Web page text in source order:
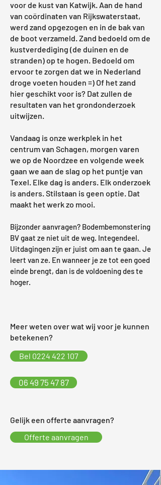
voor de kust van Katwijk. Aan de hand
van coördinaten van Rijkswaterstaat,
werd zand opgezogen en in de bak van
de boot verzameld. Zand bedoeld om de
kustverdediging (de duinen en de
stranden) op te hogen. Bedoeld om
ervoor te zorgen dat we in Nederland
droge voeten houden =) Of het zand
hier geschikt voor is? Dat zullen de
resultaten van het grondonderzoek
uitwijzen.
Vandaag is onze werkplek in het
centrum van Schagen, morgen varen
we op de Noordzee en volgende week
gaan we aan de slag op het puntje van
Texel. Elke dag is anders. Elk onderzoek
is anders. Stilstaan is geen optie. Dat
maakt het werk zo mooi.
Bijzonder aanvragen? Bodembemonstering
BV gaat ze niet uit de weg. Integendeel.
Uitdagingen zijn er juist om aan te gaan. Je
leert van ze. En wanneer je ze tot een goed
einde brengt, dan is de voldoening des te
hoger.
Meer weten over wat wij voor je kunnen
betekenen?
Bel 0224 422 107
06 49 75 47 87
Gelijk een offerte aanvragen?
Offerte aanvragen